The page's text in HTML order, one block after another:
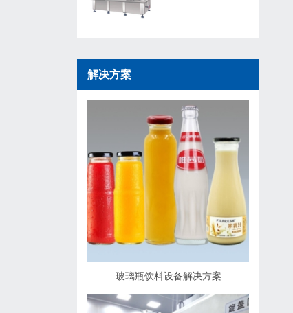
解决方案
玻璃瓶饮料设备解决方案